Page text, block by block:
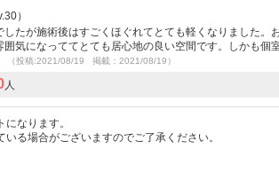
）
たが施術後はすごくほぐれてとても軽くなりました。
気になっててとても居心地の良い空間です。しかも個
（投稿:2021/08/19 掲載：2021/08/19）
人
なります。
る場合がございますのでご了承ください。